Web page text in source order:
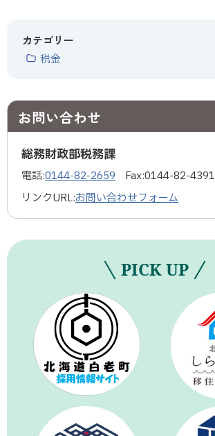
カテゴリー
税金
お問い合わせ
総務財政部税務課
電話:0144-82-2659 Fax:0144-82-4391
リンクURL:お問い合わせフォーム
PICK UP